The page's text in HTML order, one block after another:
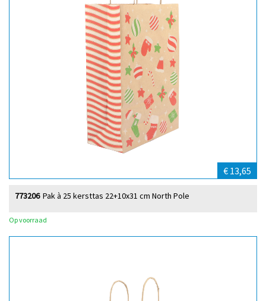
€ 13,65
Pak à 25 kersttas 22+10x31 cm North Pole
773206
Op voorraad